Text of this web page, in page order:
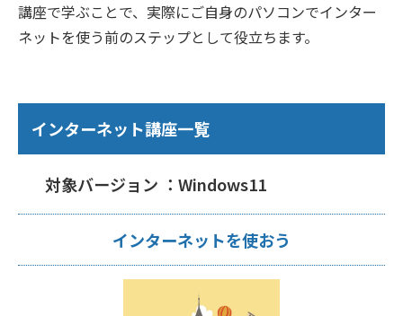
講座で学ぶことで、実際にご自身のパソコンでインター
ネットを使う前のステップとして役立ちます。
インターネット講座一覧
対象バージョン ：Windows11
インターネットを使おう